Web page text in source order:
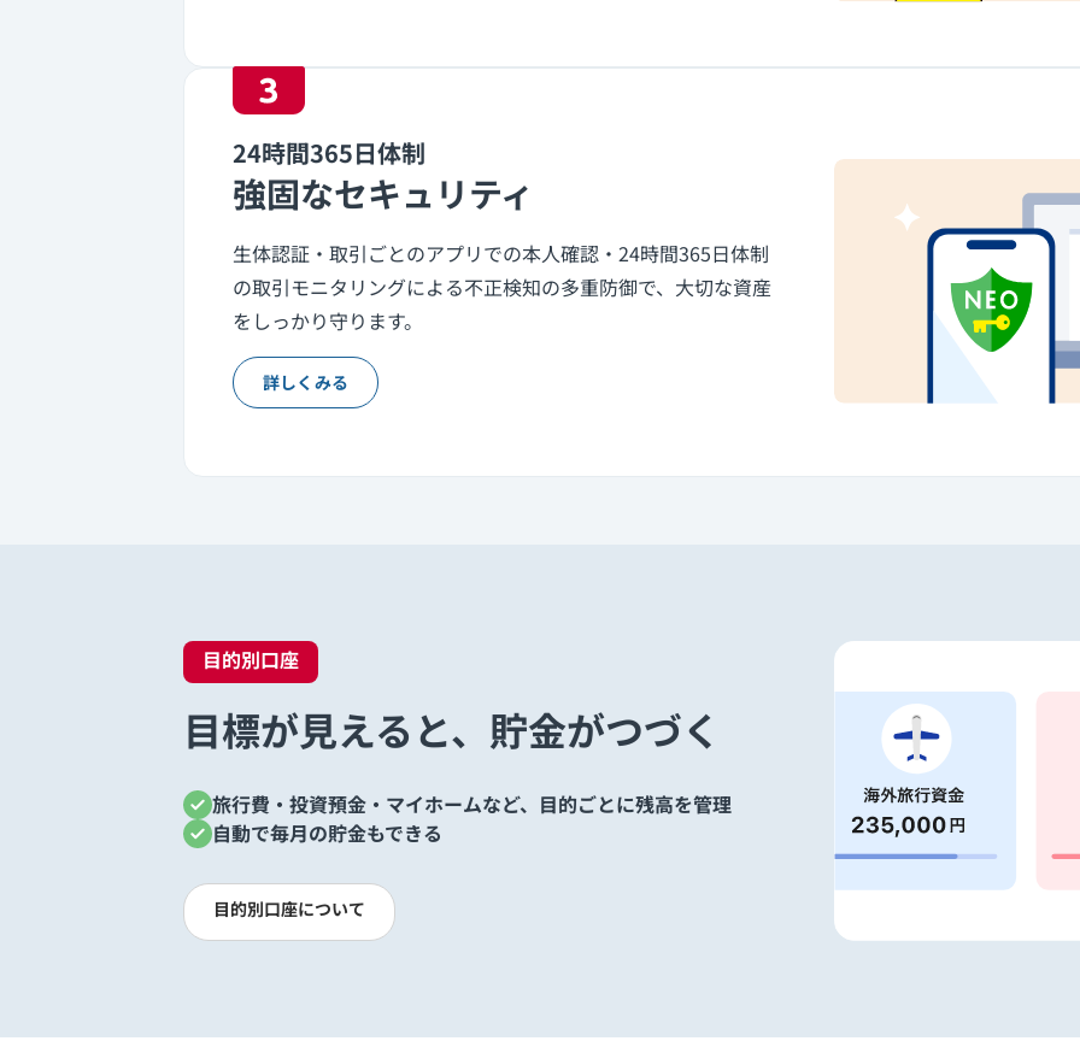
3
24時間365日体制
強固なセキュリティ
生体認証・取引ごとのアプリでの本人確認・24時間365日体制
の取引モニタリングによる不正検知の多重防御で、大切な資産
をしっかり守ります。
詳しくみる
目的別口座
目標が見えると、貯金がつづく
旅行費・投資預金・マイホームなど、目的ごとに残高を管理
自動で毎月の貯金もできる
目的別口座について